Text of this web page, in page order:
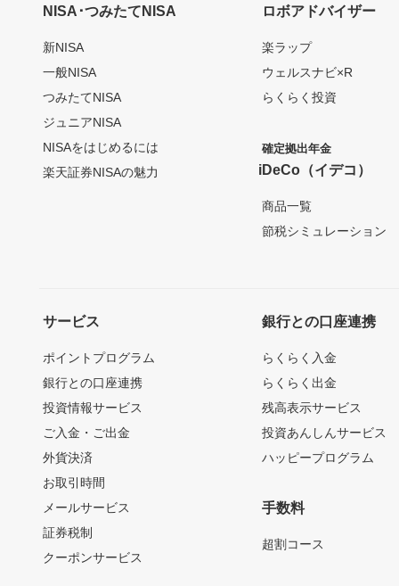
NISA･つみたてNISA
新NISA
一般NISA
つみたてNISA
ジュニアNISA
NISAをはじめるには
楽天証券NISAの魅力
ロボアドバイザー
楽ラップ
ウェルスナビ×R
らくらく投資
確定拠出年金
iDeCo（イデコ）
商品一覧
節税シミュレーション
サービス
ポイントプログラム
銀行との口座連携
投資情報サービス
ご入金・ご出金
外貨決済
お取引時間
メールサービス
証券税制
クーポンサービス
銀行との口座連携
らくらく入金
らくらく出金
残高表示サービス
投資あんしんサービス
ハッピープログラム
手数料
超割コース